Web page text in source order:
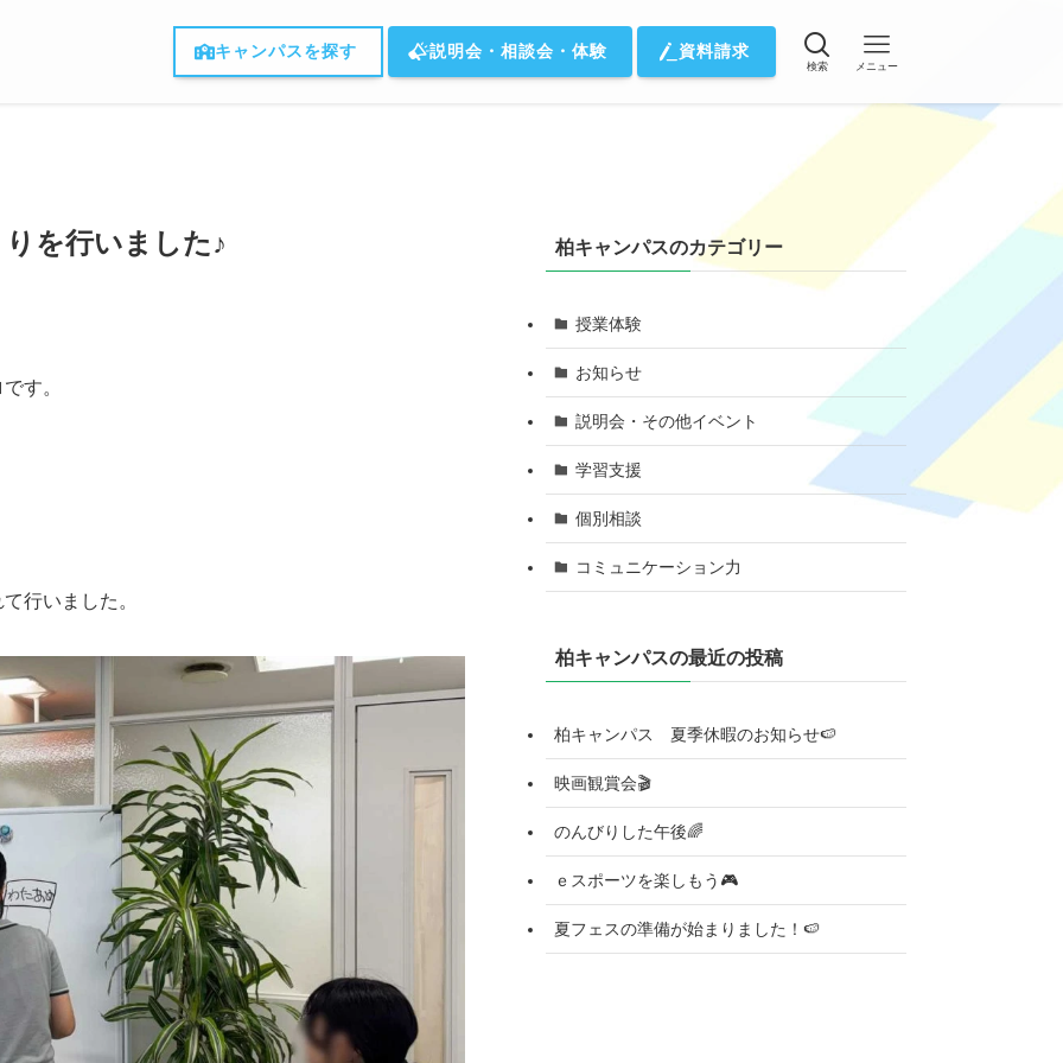
キャンパスを探す 説明会・相談会・体験 資料請求
検索 メニュー
を行いました♪
す。
行いました。
柏キャンパスのカテゴリー
授業体験
お知らせ
説明会・その他イベント
学習支援
個別相談
コミュニケーション力
柏キャンパスの最近の投稿
柏キャンパス 夏季休暇のお知らせ🍉
映画観賞会🎬
のんびりした午後🌈
ｅスポーツを楽しもう🎮
夏フェスの準備が始まりました！🍉